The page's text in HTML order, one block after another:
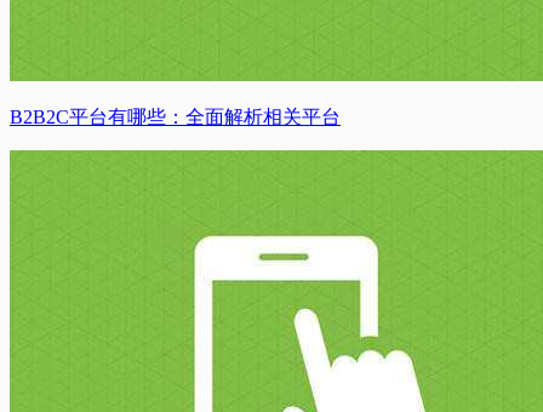
B2B2C平台有哪些：全面解析相关平台